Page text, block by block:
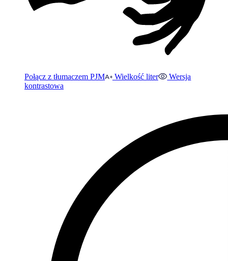
Połącz z tłumaczem PJM Wielkość liter
Wersja
kontrastowa